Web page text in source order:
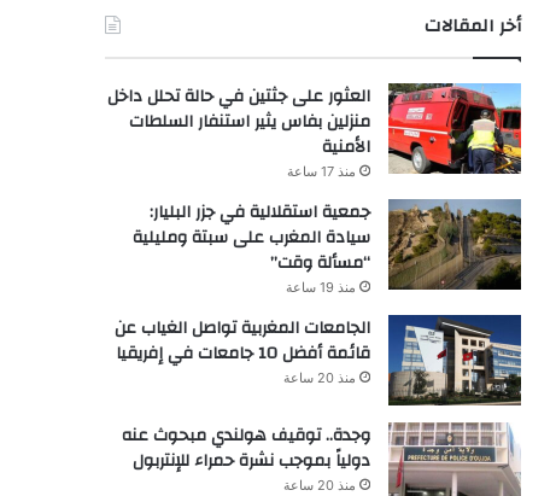
أخر المقالات
العثور على جثتين في حالة تحلل داخل
منزلين بفاس يثير استنفار السلطات
الأمنية
منذ 17 ساعة
جمعية استقلالية في جزر البليار:
سيادة المغرب على سبتة ومليلية
“مسألة وقت”
منذ 19 ساعة
الجامعات المغربية تواصل الغياب عن
قائمة أفضل 10 جامعات في إفريقيا
منذ 20 ساعة
وجدة.. توقيف هولندي مبحوث عنه
دولياً بموجب نشرة حمراء للإنتربول
منذ 20 ساعة